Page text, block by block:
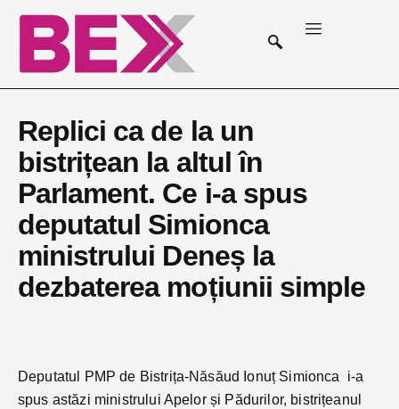
Replici ca de la un
bistrițean la altul în
Parlament. Ce i-a spus
deputatul Simionca
ministrului Deneș la
dezbaterea moțiunii simple
Deputatul PMP de Bistrița-Năsăud Ionuț Simionca i-a
spus astăzi ministrului Apelor și Pădurilor, bistrițeanul